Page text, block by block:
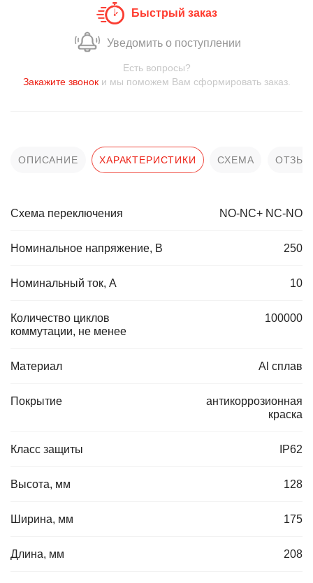
Быстрый заказ
Уведомить о поступлении
Есть вопросы?
Закажите звоноки мы поможем Вам сформировать заказ.
ОПИСАНИЕ ХАРАКТЕРИСТИКИ СХЕМА
Схема переключения NO-NC+ NC-NO
Номинальное напряжение, В 250
Номинальный ток, А 10
Количество циклов
коммутации, не менее
100000
Материал Al сплав
Покрытие
антикоррозионная
краска
Класс защиты IP62
Высота, мм 128
Ширина, мм 175
Длина, мм 208